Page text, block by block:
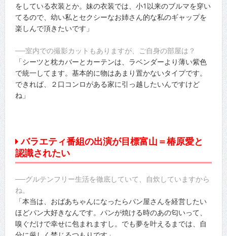
をしている衣装とか。妹の衣装では、小1以来のブルマを穿い
てるので、幼い私とセクシーなお姉さん的な私のギャップを
楽しんで頂きたいです」
──室内での撮影カットもありますが、ご自身の部屋は？
「シーツと枕カバーとカーテンは、ラベンダーより薄い紫色
で統一してます。基本的に物はあまり置かないタイプです。
できれば、２口コンロがある家に引っ越したいんですけど
ね」
バラエティ番組の出演が目標富山＝椿原愛と
認識されたい
──グルテンフリー生活を徹底していて、自炊していますから
ね。
「本当は、おばあちゃんになったらパン屋さんを経営したい
ほどパン大好きなんです。パンが焼ける時のあの匂いって、
嗅ぐだけで幸せに包まれますし。でも夢を叶えるまでは、自